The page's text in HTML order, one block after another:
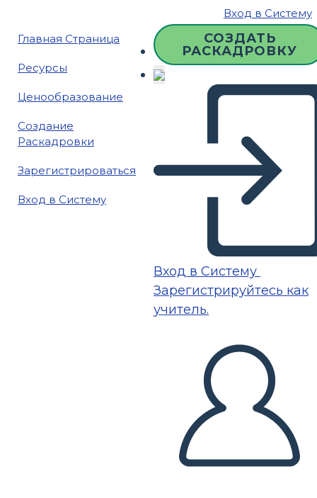
Вход в Систему
Главная Страница
Ресурсы
Ценообразование
Создание
Раскадровки
Зарегистрироваться
Вход в Систему
СОЗДАТЬ
РАСКАДРОВКУ
Вход в Систему
Зарегистрируйтесь как
учитель.